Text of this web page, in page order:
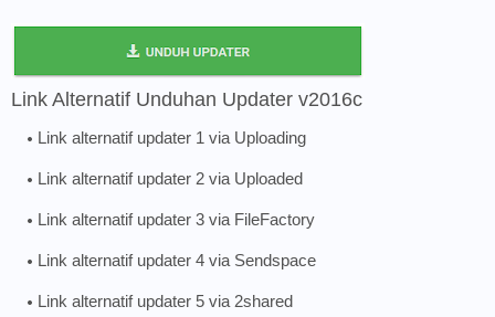
Link Alternatif Unduhan Updater v2016c
Link alternatif updater 1 via Uploading
Link alternatif updater 2 via Uploaded
Link alternatif updater 3 via FileFactory
Link alternatif updater 4 via Sendspace
Link alternatif updater 5 via 2shared